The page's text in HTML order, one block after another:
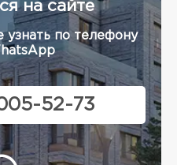
на сайте
узнать по телефону
52-73